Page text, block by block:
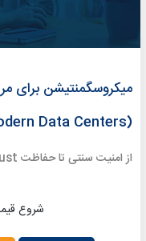
میکروسگمنتیشن برای
(Microsegmentation for Modern Data Centers)
از امنیت سنتی تا حفاظت Zero Trust برای Workloadها
شروع قیمت از: